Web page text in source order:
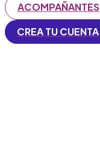
ACOMPAÑANTES
CREA TU CUENTA